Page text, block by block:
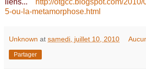
5-ou-la-metamorphose.html
Unknown at samedi, juillet 10, 2010
Partager